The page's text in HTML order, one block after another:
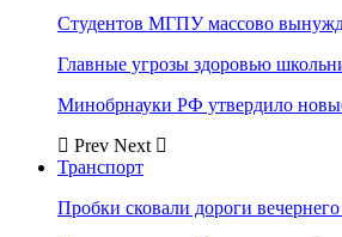
Студентов МГПУ массово
Главные угрозы здоровью
Минобрнауки РФ утвердило
Prev Next
Транспорт
Пробки сковали дороги